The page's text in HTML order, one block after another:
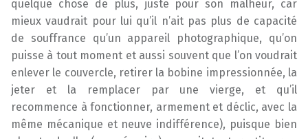
quelque chose de plus, juste pour son malheur, car
mieux vaudrait pour lui qu’il n’ait pas plus de capacité
de souffrance qu’un appareil photographique, qu’on
puisse à tout moment et aussi souvent que l’on voudrait
enlever le couvercle, retirer la bobine impressionnée, la
jeter et la remplacer par une vierge, et qu’il
recommence à fonctionner, armement et déclic, avec la
même mécanique et neuve indifférence), puisque bien